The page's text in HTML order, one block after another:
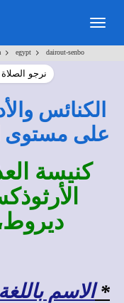
> egypt> dairout-senbo
نرجو
الكنائس
على مستوى
كنيسة
*الاسم